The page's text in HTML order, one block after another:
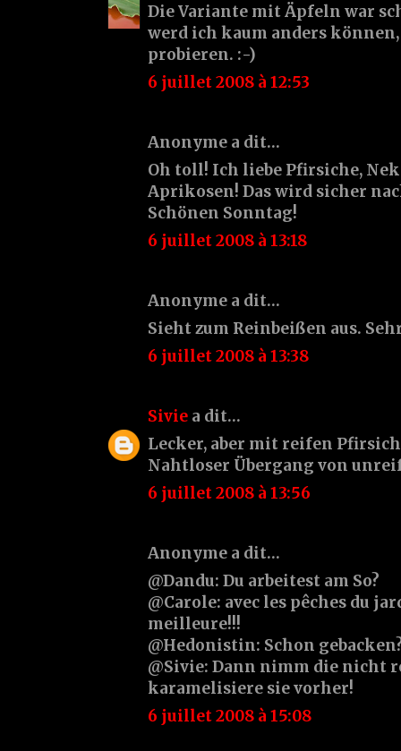
Die Variante mit Äpfeln war
werd ich kaum anders können,
probieren. :-)
6 juillet 2008 à 12:53
Anonyme a dit…
Oh toll! Ich liebe Pfirsiche,
Aprikosen! Das wird sicher
Schönen Sonntag!
6 juillet 2008 à 13:18
Anonyme a dit…
Sieht zum Reinbeißen aus.
6 juillet 2008 à 13:38
Sivie a dit…
Lecker, aber mit reifen
Nahtloser Übergang von
6 juillet 2008 à 13:56
Anonyme a dit…
@Dandu: Du arbeitest am So?
@Carole: avec les pêches du
meilleure!!!
@Hedonistin: Schon
@Sivie: Dann nimm die nicht
karamelisiere sie vorher!
6 juillet 2008 à 15:08